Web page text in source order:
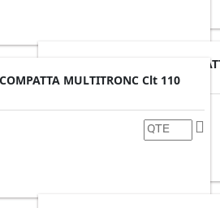
ELAEAGNUS EBBINGEI
H.200/250
Pour voir les prix et les
quantités, vous devez vous
MULTITRONC Clt 110